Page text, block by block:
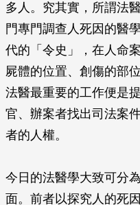
多人。究其實，所謂法
門專門調查人死因的醫
代的「令史」，在人命
屍體的位置、創傷的部
法醫最重要的工作便是
官、辦案者找出司法案
者的人權。
今日的法醫學大致可分
面。前者以探究人的死